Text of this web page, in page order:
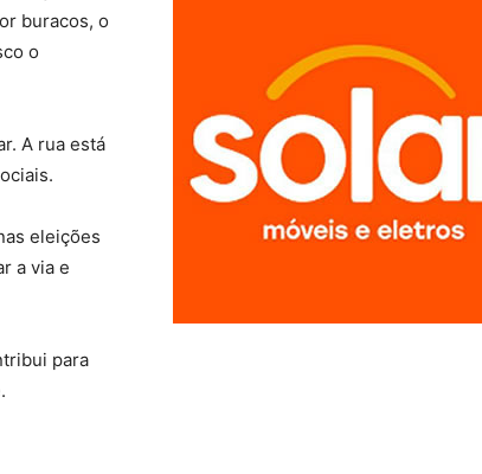
buracos, o
o
A rua está
eleições
a via e
para